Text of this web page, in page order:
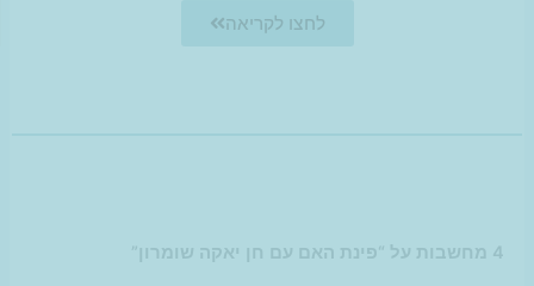
לחצו לקריאה
4 מחשבות על “פינת האם עם חן יאקה שומרון”